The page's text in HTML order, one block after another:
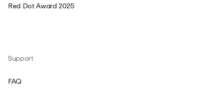
Red Dot Award 2025
Support
FAQ